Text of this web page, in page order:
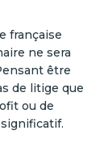
française
ne sera
être
de litige que
ou de